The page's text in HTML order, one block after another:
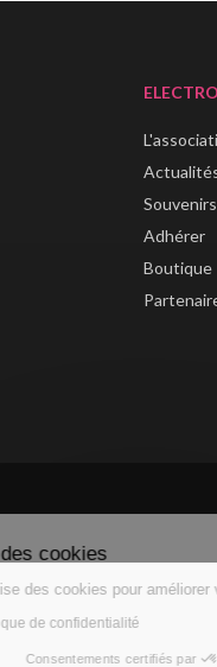
Souvenirs
Adhérer
Boutique
Gestion des cookies
Ce site utilise des
Lire la politique de